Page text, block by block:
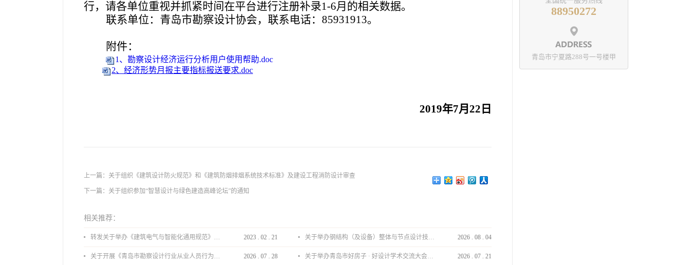
88950272
青岛市宁夏路288号一号楼甲
行，请各单位重视并抓紧时间在平台进行注册补录1-6月的相关数据。
联系单位：青岛市勘察设计协会，联系电话：85931913。
附件：
1、勘察设计经济运行分析用户使用帮助.doc
2、经济形势月报主要指标报送要求.doc
2019年7月22日
上一篇： 关于组织《建筑设计防火规范》和《建筑防烟排烟系统技术标准》及建设工程消防设计审查
下一篇： 关于组织参加“智慧设计与绿色建造高峰论坛”的通知
相关推荐：
转发关于举办《建筑电气与智能化通用规范》 GB55024-2022公益宣贯的通知 2023 . 02 . 21 关于举办钢结构（及设备）整体与节点设计技术分享会的通知 2026 . 08 . 04
关于开展《青岛市勘察设计行业从业人员行为导则》、《青岛市住宅工程设计审查品质提升指引（2026版）》宣贯活动的通知 2026 . 07 . 28 关于举办青岛市好房子 · 好设计学术交流大会的通知 2026 . 07 . 21